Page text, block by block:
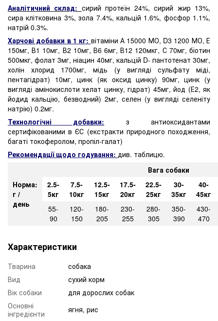
Аналітичний склад: сирий протеїн 24%, сирий жир 13%,
сира клітковина 3%, зола 7.4%, кальцій 1.6%, фосфор 1.1%,
натрій 0.3%.
Харчові добавки в 1 кг: вітаміни А 15000 МО, D3 1200 МО, Е
150мг, В1 10мг, В2 10мг, В6 6мг, В12 120мкг, С 70мг, біотин
500мкг, фолат 3мг, ніацин 40мг, кальцій D- пантотенат 30мг,
холін хлорид 1700мг, мідь (у вигляді сульфату міді,
пентагідрат) 10мг, цинк (як оксид цинку) 90мг, цинк (у
вигляді амінокислоти хелат цинку, гідрат) 45мг, йод (Е2, як
йодид кальцію, безводний) 2мг, селен (у вигляді селеніту
натрію) 0.2мг.
Технологічні добавки: з антиоксидантами
сертифікованими в ЄС (екстракти природного походження,
багаті токоферолом, пропіл-галат)
Рекомендації щодо годування: див. таблицю.
Норма:
г /
день
Вага собаки
2.5-
5кг
7.5-
10кг
12.5-
15кг
17.5-
20кг
22.5-
25кг
30-
35кг
40-
45кг
55-
90
120-
150
180-
205
230-
255
280-
305
350-
390
430-
470
Характеристики
Тварина
собака
Вид
сухий корм
Вік собаки
для дорослих собак
Основні
інгредієнти
ягня, рис